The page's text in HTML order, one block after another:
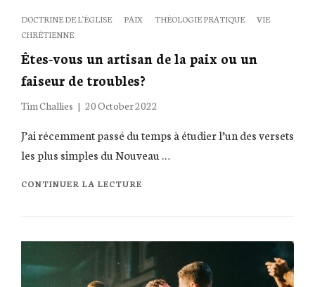
Categories
DOCTRINE DE L'ÉGLISE PAIX THÉOLOGIE PRATIQUE
VIE
CHRÉTIENNE
Êtes-vous un artisan de la paix ou un
faiseur de troubles?
Tim Challies
Posted
20 October 2022
J’ai récemment passé du temps à étudier l’un des versets
les plus simples du Nouveau …
CONTINUER LA LECTURE
PAIX
OU